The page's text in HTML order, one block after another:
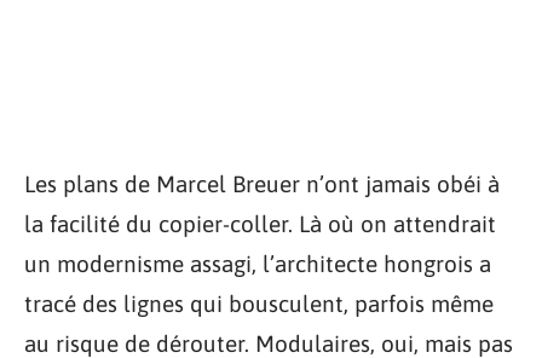
Les plans de Marcel Breuer n’ont jamais obéi à
la facilité du copier-coller. Là où on attendrait
un modernisme assagi, l’architecte hongrois a
tracé des lignes qui bousculent, parfois même
au risque de dérouter. Modulaires, oui, mais pas